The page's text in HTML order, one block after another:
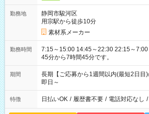
勤務地
静岡市駿河区
用宗駅から徒歩10分
素材系メーカー
勤務時間
7:15～15:00 14:45～22:30 22:15～7:00 ※表記のうち実働6時間
45分から7時間45分です。
期間
長期【ご応募から1週間以内(最短2日目)
即日～
特徴 日払いOK / 履歴書不要 / 電話対応なし /